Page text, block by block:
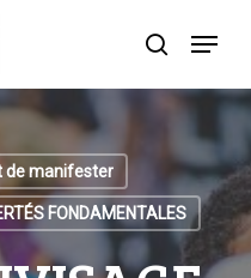
recherche
Menu
de manifester
FONDAMENTALES
Menu